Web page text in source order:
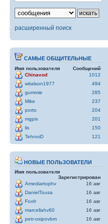
расширенный поиск
САМЫЕ ОБЩИТЕЛЬНЫЕ
Имя пользователя
Сообщений
Chinavod
1012
witalson1977
494
gummie
285
Mike
237
porto
204
mgpix
201
lis
150
TehnoiD
121
НОВЫЕ ПОЛЬЗОВАТЕЛИ
Имя пользователя
Зарегистрирован
Amediartophv
16 авг
DanielTousa
16 авг
Foxfr
16 авг
marcellahv60
16 авг
petr-osipovbm
16 авг